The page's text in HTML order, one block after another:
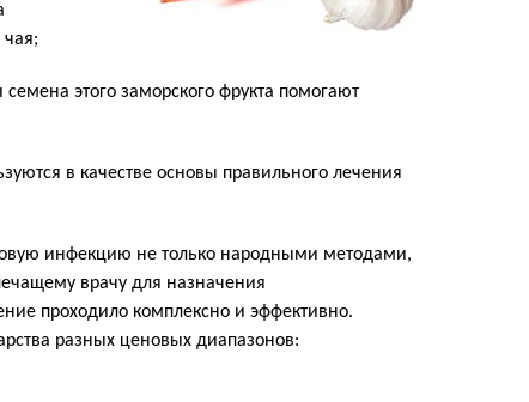
этого заморского фрукта помогают
в качестве основы правильного лечения
инфекцию не только народными методами,
врачу для назначения
проходило комплексно и эффективно.
разных ценовых диапазонов: